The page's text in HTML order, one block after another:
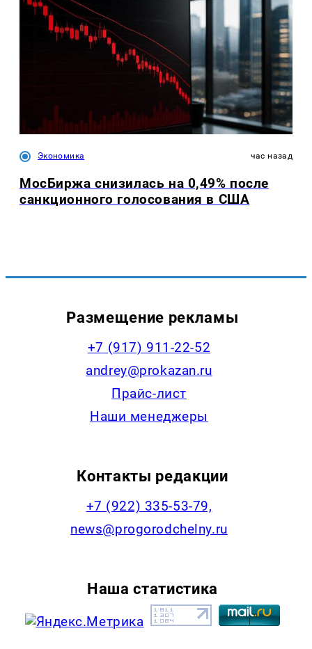
Экономика час назад
МосБиржа снизилась на 0,49% после
санкционного голосования в США
Размещение рекламы
+7 (917) 911-22-52
andrey@prokazan.ru
Прайс-лист
Наши менеджеры
Контакты редакции
+7 (922) 335-53-79,
news@progorodchelny.ru
Наша статистика